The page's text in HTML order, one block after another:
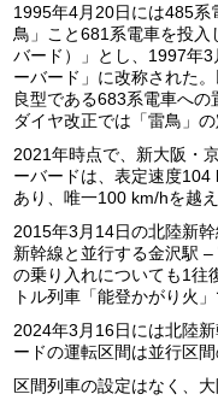
1995年4月20日には485系
鳥」こと681系電車を投
バード）」とし、1997年
ーバード」に改称された
良型である683系電車へ
ダイヤ改正では「雷鳥」
2021年時点で、新大阪・
ーバードは、表定速度
あり、唯一100 km/hを越
2015年3月14日の北陸新
新幹線と並行する金沢駅
の乗り入れについても1往
トル列車「能登かがり火
2024年3月16日には北陸
ードの運転区間は並行区
区間列車の設定はなく、